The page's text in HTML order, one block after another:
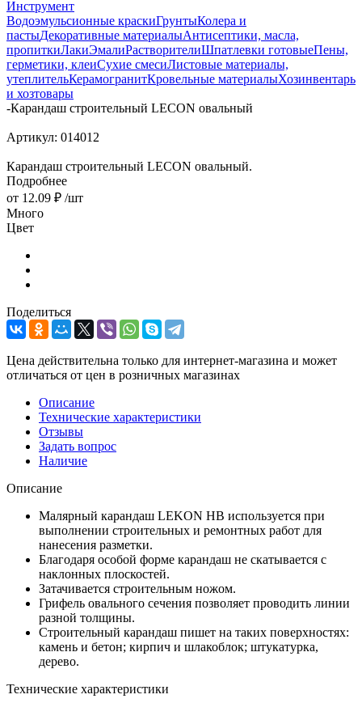
Инструмент
Водоэмульсионные краскиГрунтыКолера и
пастыДекоративные материалыАнтисептики, масла,
пропиткиЛакиЭмалиРастворителиШпатлевки готовыеПены,
герметики, клеиСухие смесиЛистовые материалы,
утеплительКерамогранитКровельные материалыХозинвентарь
и хозтовары
-Карандаш строительный LECON овальный
Артикул: 014012
Карандаш строительный LECON овальный.
Подробнее
от 12.09 ₽ /шт
Много
Цвет
Поделиться
Цена действительна только для интернет-магазина и может
отличаться от цен в розничных магазинах
Описание
Технические характеристики
Отзывы
Задать вопрос
Наличие
Описание
Малярный карандаш LEKON HB используется при
выполнении строительных и ремонтных работ для
нанесения разметки.
Благодаря особой форме карандаш не скатывается с
наклонных плоскостей.
Затачивается строительным ножом.
Грифель овального сечения позволяет проводить линии
разной толщины.
Строительный карандаш пишет на таких поверхностях:
камень и бетон; кирпич и шлакоблок; штукатурка,
дерево.
Технические характеристики